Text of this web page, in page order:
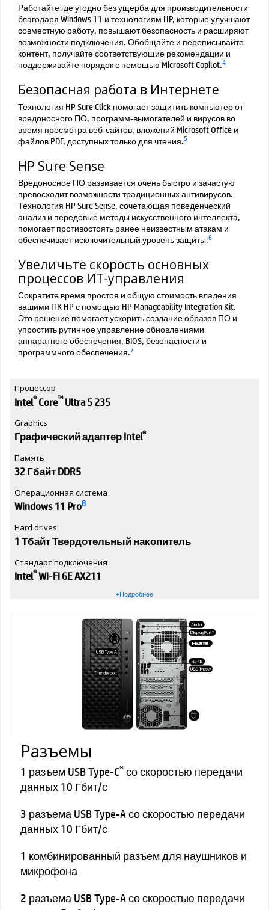
Работайте где угодно без ущерба для производительности
благодаря Windows 11 и технологиям HP, которые улучшают
совместную работу, повышают безопасность и расширяют
возможности подключения. Обобщайте и переписывайте
контент, получайте соответствующие рекомендации и
поддерживайте порядок с помощью Microsoft Copilot.4
Безопасная работа в Интернете
Технология HP Sure Click помогает защитить компьютер от
вредоносного ПО, программ-вымогателей и вирусов во
время просмотра веб-сайтов, вложений Microsoft Office и
файлов PDF, доступных только для чтения.5
HP Sure Sense
Вредоносное ПО развивается очень быстро и зачастую
превосходит возможности традиционных антивирусов.
Технология HP Sure Sense, сочетающая поведенческий
анализ и передовые методы искусственного интеллекта,
помогает противостоять ранее неизвестным атакам и
обеспечивает исключительный уровень защиты.6
Увеличьте скорость основных
процессов ИТ-управления
Сократите время простоя и общую стоимость владения
вашими ПК HP с помощью HP Manageability Integration Kit.
Это решение помогает ускорить создание образов ПО и
упростить рутинное управление обновлениями
аппаратного обеспечения, BIOS, безопасности и
программного обеспечения.7
Процессор
Intel®Core™Ultra 5 235
Graphics
Графический адаптер Intel®
Память
32 Гбайт DDR5
Операционная система
Windows 11 Pro8
Hard drives
1 Тбайт Твердотельный накопитель
Стандарт подключения
Intel®Wi-Fi 6E AX211
+Подробнее
Разъемы
1 разъем USB Type-C® со скоростью передачи
данных 10 Гбит/с
3 разъема USB Type-A со скоростью передачи
данных 10 Гбит/с
1 комбинированный разъем для наушников и
микрофона
2 разъема USB Type-A со скоростью передачи